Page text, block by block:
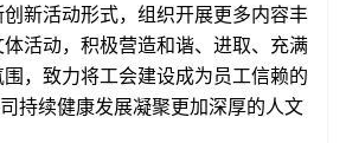
新活动形式，组织开展更多内容丰
活动，积极营造和谐、进取、充满
，致力将工会建设成为员工信赖的
持续健康发展凝聚更加深厚的人文